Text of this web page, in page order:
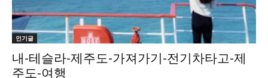
인기글
내-테슬라-제주도-가져가기-전기차타고-제
주도-여행